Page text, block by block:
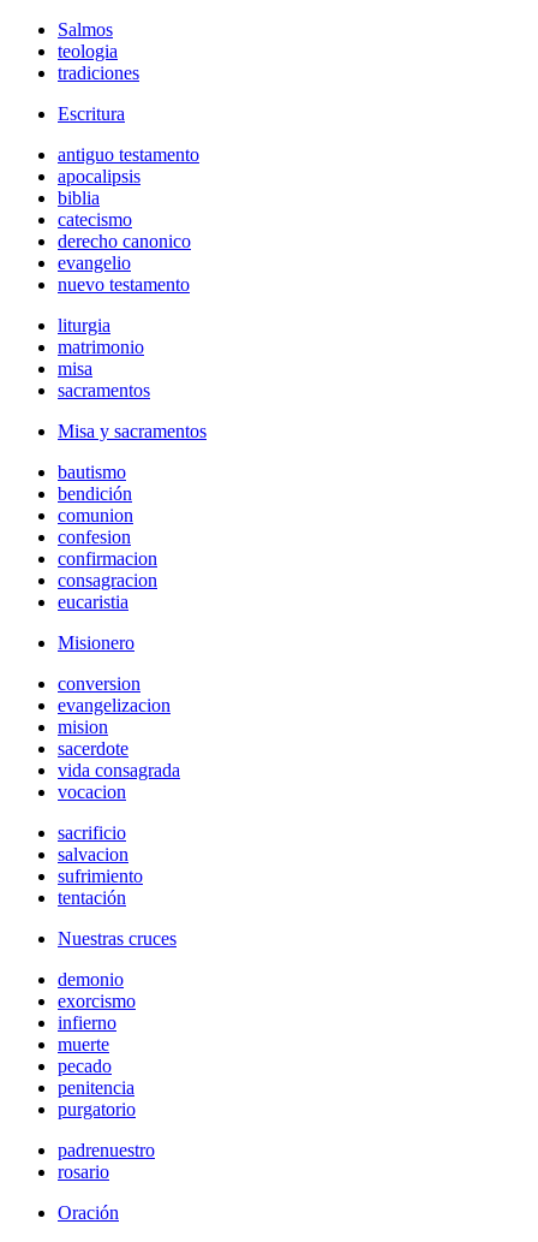
Salmos
teologia
tradiciones
Escritura
antiguo testamento
apocalipsis
biblia
catecismo
derecho canonico
evangelio
nuevo testamento
liturgia
matrimonio
misa
sacramentos
Misa y sacramentos
bautismo
bendición
comunion
confesion
confirmacion
consagracion
eucaristia
Misionero
conversion
evangelizacion
mision
sacerdote
vida consagrada
vocacion
sacrificio
salvacion
sufrimiento
tentación
Nuestras cruces
demonio
exorcismo
infierno
muerte
pecado
penitencia
purgatorio
padrenuestro
rosario
Oración